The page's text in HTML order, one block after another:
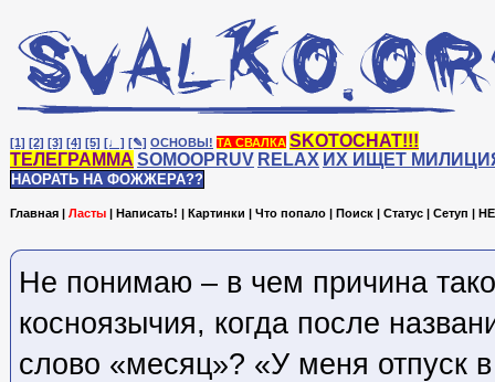
[1] [2] [3] [4] [5] [♩] [✎] ОСНОВЫ! ТА СВАЛКА SKOTOCHAT!!!
ТЕЛЕГРАММА SOMOOPRUV RELAX ИХ ИЩЕТ
НАОРАТЬ НА ФОЖЖЕРА??
Главная | Ласты | Написать! | Картинки | Что попало | Поиск | Статус | Сетуп |
Не понимаю – в чем причина
косноязычия, когда после
слово «месяц»? «У меня отпуск